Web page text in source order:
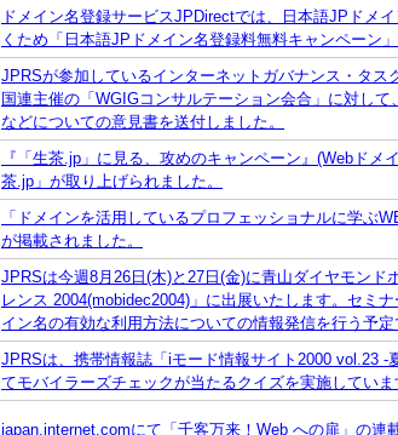
ドメイン名登録サービスJPDirectでは、日本語JPドメ
くため「日本語JPドメイン名登録料無料キャンペーン
JPRSが参加しているインターネットガバナンス・タス
国連主催の「WGIGコンサルテーション会合」に対し
などについての意見書を送付しました。
『「生茶.jp」に見る、攻めのキャンペーン』(Webド
茶.jp」が取り上げられました。
「ドメインを活用しているプロフェッショナルに学ぶ
が掲載されました。
JPRSは今週8月26日(木)と27日(金)に青山ダイヤモン
レンス 2004(mobidec2004)」に出展いたします。セミ
イン名の有効な利用方法についての情報発信を行う予定
JPRSは、携帯情報誌「iモード情報サイト2000 vol.23
てモバイラーズチェックが当たるクイズを実施していま
japan.internet.comにて「千客万来！Web への扉」の連